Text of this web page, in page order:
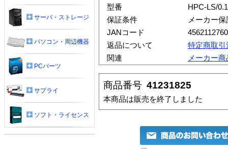
型番
HPC-LS/
保証条件
メーカー保
JANコード
返品について
特定商取
関連
メーカー
商品番号 41231825
本商品は販売を終了しました
サーバ・ストレージ
パソコン・周辺機器
PCパーツ
サプライ
ソフト・ライセンス